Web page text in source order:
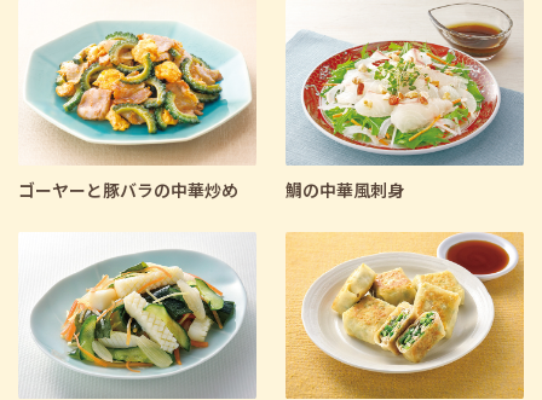
ゴーヤーと豚バラの中華炒め 鯛の中華風刺身